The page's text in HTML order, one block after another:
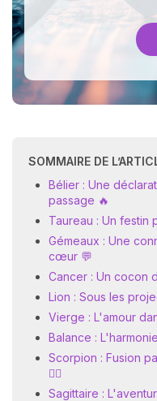
SOMMAIRE DE
Bélier : Une
passage 🔥
Taureau : Un
Gémeaux : Une
cœur 💬
Cancer : Un cocon
Lion : Sous les
Vierge : L'amour
Balance :
Scorpion : Fusion
❤️‍🔥
Sagittaire :